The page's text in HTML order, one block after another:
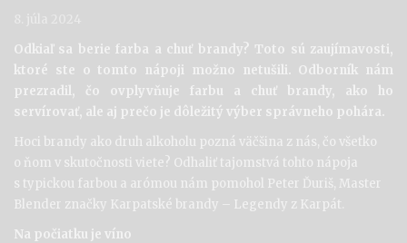
Odkiaľ sa berie farba a chuť brandy? Toto sú zaujímavosti,
ktoré ste o tomto nápoji možno netušili. Odborník nám
prezradil, čo ovplyvňuje farbu a chuť brandy, ako ho
servírovať, ale aj prečo je dôležitý výber správneho pohára.
Hoci brandy ako druh alkoholu pozná väčšina z nás, čo všetko
o ňom v skutočnosti viete? Odhaliť tajomstvá tohto nápoja
s typickou farbou a arómou nám pomohol Peter Ďuriš, Master
Blender značky Karpatské brandy – Legendy z Karpát.
Na počiatku je víno